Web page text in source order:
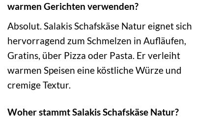
warmen Gerichten verwenden?
Absolut. Salakis Schafskäse Natur eignet sich
hervorragend zum Schmelzen in Aufläufen,
Gratins, über Pizza oder Pasta. Er verleiht
warmen Speisen eine köstliche Würze und
cremige Textur.
Woher stammt Salakis Schafskäse Natur?